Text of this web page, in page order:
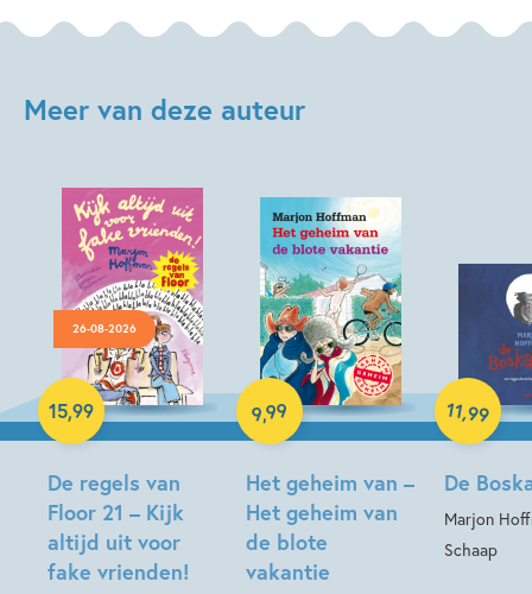
Meer van deze auteur
26-08-2026
De regels van
Floor 21 – Kijk
altijd uit voor
fake vrienden!
15,99
Hardcover
Het geheim van –
Het geheim van
de blote
vakantie
9,99
E-book
De
Marjon
Schaap
11,99
Luisterboek